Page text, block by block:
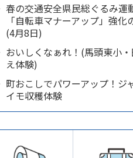
春の交通安全県民総ぐるみ運
「自転車マナーアップ」強化
(4月8日)
おいしくなぁれ！(馬頭東小
え体験)
町おこしでパワーアップ！ジ
イモ収穫体験